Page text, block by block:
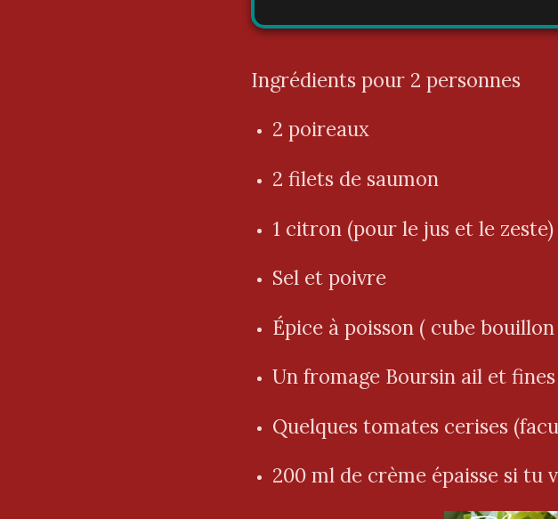
Ingrédients pour 2 personnes
2 poireaux
2 filets de saumon
1 citron (pour le jus et le zeste)
Sel et poivre
Épice à poisson ( cube
Un fromage Boursin ail et
Quelques tomates cerises
200 ml de crème épaisse si tu